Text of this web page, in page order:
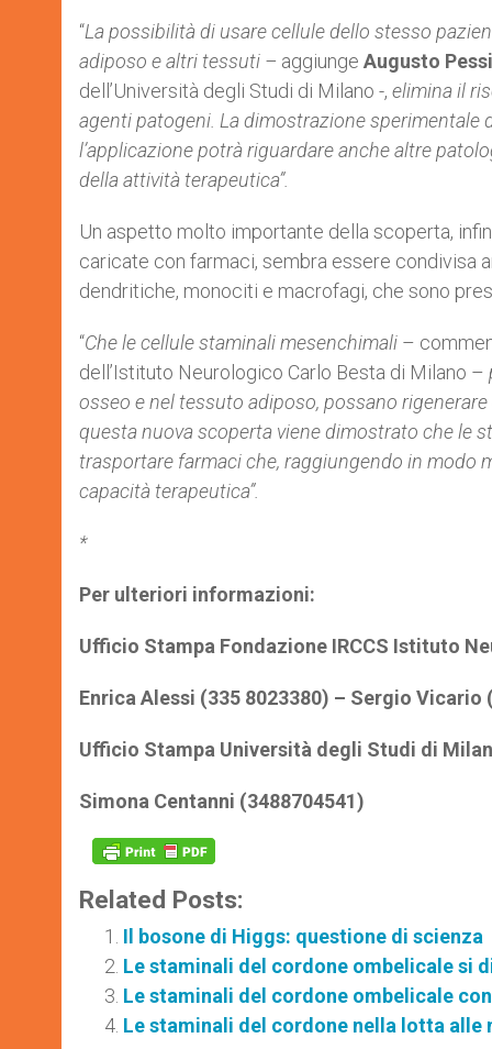
“La possibilità di usare cellule dello stesso
adiposo e altri tessuti – aggiunge Augusto
dell’Università degli Studi di Milano -, elimina il
agenti patogeni. La dimostrazionesperimentale
l’applicazione potràriguardare anche altre
dellaattività terapeutica”.
Un aspetto molto importante della scoperta,
caricate con farmaci, sembra essere condivisa
dendritiche, monociti e macrofagi, che sono
“Che le cellule staminali mesenchimali –
dell’Istituto Neurologico Carlo Besta di Milano –
osseo e nel tessuto adiposo, possano rigenerare
questa nuova scoperta vienedimostrato che le
trasportare farmaciche, raggiungendo in modo
capacità terapeutica”.
*
Per ulteriori informazioni:
Ufficio Stampa Fondazione IRCCS Istituto
Enrica Alessi (335 8023380) – Sergio Vicario
Ufficio Stampa Università degli Studi di
Simona Centanni (3488704541)
Related Posts:
Il bosone di Higgs: questione di scienza
Le staminali del cordone ombelicale si
Le staminali del cordone ombelicale
Le staminali del cordone nella lotta alle